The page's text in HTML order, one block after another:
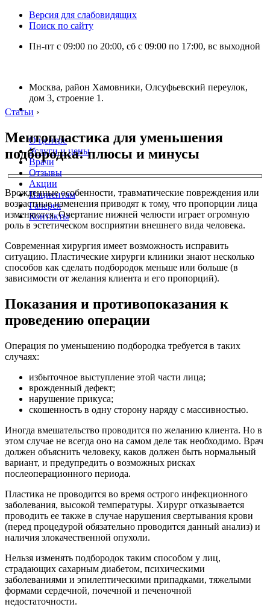
Версия для слабовидящих
Поиск по сайту
Пн-пт с 09:00 по 20:00, сб с 09:00 по 17:00, вс выходной
Москва, район Хамовники, Олсуфьевский переулок,
дом 3, строение 1.
О центре
Услуги и цены
Врачи
Отзывы
Акции
Пациентам
Галерея
Контакты
Статьи ›
Ментопластика для уменьшения
подбородка: плюсы и минусы
Врожденные особенности, травматические повреждения или
возрастные изменения приводят к тому, что пропорции лица
изменяются. Очертание нижней челюсти играет огромную
роль в эстетическом восприятии внешнего вида человека.
Современная хирургия имеет возможность исправить
ситуацию. Пластические хирурги клиники знают несколько
способов как сделать подбородок меньше или больше (в
зависимости от желания клиента и его пропорций).
Показания и противопоказания к
проведению операции
Операция по уменьшению подбородка требуется в таких
случаях:
избыточное выступление этой части лица;
врожденный дефект;
нарушение прикуса;
скошенность в одну сторону наряду с массивностью.
Иногда вмешательство проводится по желанию клиента. Но в
этом случае не всегда оно на самом деле так необходимо. Врач
должен объяснить человеку, каков должен быть нормальный
вариант, и предупредить о возможных рисках
послеоперационного периода.
Пластика не проводится во время острого инфекционного
заболевания, высокой температуры. Хирург отказывается
проводить ее также в случае нарушения свертывания крови
(перед процедурой обязательно проводится данный анализ) и
наличия злокачественной опухоли.
Нельзя изменять подбородок таким способом у лиц,
страдающих сахарным диабетом, психическими
заболеваниями и эпилептическими припадками, тяжелыми
формами сердечной, почечной и печеночной
недостаточности.